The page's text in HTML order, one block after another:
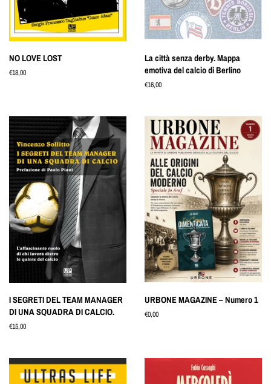
NO LOVE LOST
Prezzo
€18,00
La città senza derby. Mappa
emotiva del calcio di Berlino
Prezzo
€16,00
I SEGRETI DEL TEAM MANAGER
DI UNA SQUADRA DI CALCIO.
Prezzo
€15,00
URBONE MAGAZINE – Numero 1
Prezzo
€0,00